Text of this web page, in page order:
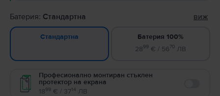
Батерия: Стандартна виж
Стандартна
Батерия 100%
2899 € / 5670 ЛВ
Професионално монтиран стъклен
протектор на екрана
1899 € / 3714 ЛВ